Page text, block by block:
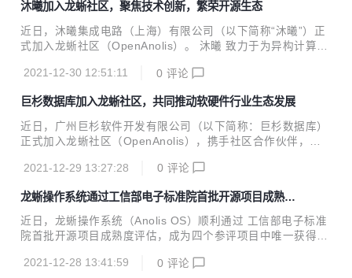
工具（包括适配客户场景的迁移工具、性能调优工具和软硬件
兼容性验证平台等），方便 CentOS 用户平滑迁移到龙蜥操作
系统（Anolis OS）。 「CentOS 停服专区」详情可参看：
沐曦加入龙蜥社区，聚焦技术创新，繁荣开源生态
近日，沐曦集成电路（上海）有限公司（以下简称“沐曦”）正
式加入龙蜥社区（OpenAnolis）。 沐曦 致力于为异构计算提
上海市浦东新区临港新片区，自成立之日起即保持着高速的成
执行力和产业生态上下游布局能力。 沐曦核心团队成员平均拥
有近 20 年高性能 GPU 产品端到端研发经验，已初步 建立了
与服务器 OEM、大数据中心、互联网运营商等目标客户端的
合作关系， 充分推进产业上下游生态的建设。 沐曦曾主导过
十多款世界主流高性能 GPU 产品研发，包括 GPU 架构定
2021-12-30 12:51:11 0 评论
巨杉数据库加入龙蜥社区，共同推动软硬件行业生态发展
近日，广州巨杉软件开发有限公司（以下简称：巨杉数据库）
正式加入龙蜥社区（OpenAnolis），携手社区合作伙伴，共
tribution License Agreement，贡献者许可协议）。 巨杉数
2011 年成立以来，巨杉数据库坚持从零开始，打造原生分布
式数据库引擎。2017 年，巨杉数据库与阿里云同年入选 Gart
ner 报告， 成为首家入选 Gartner 报告的国内独立数据库厂
数据库象限及大数据...
2021-12-29 13:27:28 0 评论
龙蜥操作系统通过工信部电子标准院首批开源项目成熟度
评估
近日，龙蜥操作系统（Anolis OS）顺利通过 工信部电子标准
院首批开源项目成熟度评估，成为四个参评项目中唯一获得
在社区建设、安全稳定、项目健康度、项目影响力方面的成熟
2021-12-28 13:41:59 0 评论